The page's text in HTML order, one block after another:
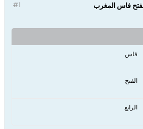
#1 فاس المغرب
فاس
الفتح
الرابع